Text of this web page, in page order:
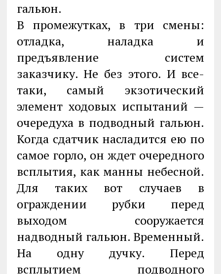
гальюн.
В промежутках, в три смены:
отладка, наладка и
предъявление систем
заказчику. Не без этого. И все-
таки, самый экзотический
элемент ходовых испытаний —
очередуха в подводный гальюн.
Когда сдатчик насладится ею по
самое горло, он ждет очередного
всплытия, как манны небесной.
Для таких вот случаев в
ограждении рубки перед
выходом сооружается
надводный гальюн. Временный.
На одну дучку. Перед
всплытием подводного